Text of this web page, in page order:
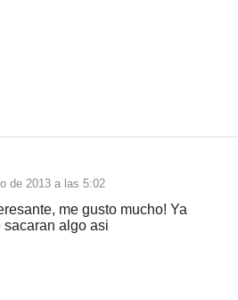
de 2013 a las 5:02
me gusto mucho! Ya
sacaran algo asi